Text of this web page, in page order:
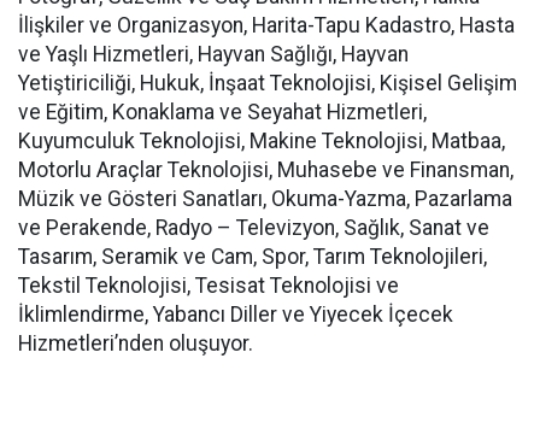
İlişkiler ve Organizasyon, Harita-Tapu Kadastro, Hasta
ve Yaşlı Hizmetleri, Hayvan Sağlığı, Hayvan
Yetiştiriciliği, Hukuk, İnşaat Teknolojisi, Kişisel Gelişim
ve Eğitim, Konaklama ve Seyahat Hizmetleri,
Kuyumculuk Teknolojisi, Makine Teknolojisi, Matbaa,
Motorlu Araçlar Teknolojisi, Muhasebe ve Finansman,
Müzik ve Gösteri Sanatları, Okuma-Yazma, Pazarlama
ve Perakende, Radyo – Televizyon, Sağlık, Sanat ve
Tasarım, Seramik ve Cam, Spor, Tarım Teknolojileri,
Tekstil Teknolojisi, Tesisat Teknolojisi ve
İklimlendirme, Yabancı Diller ve Yiyecek İçecek
Hizmetleri’nden oluşuyor.